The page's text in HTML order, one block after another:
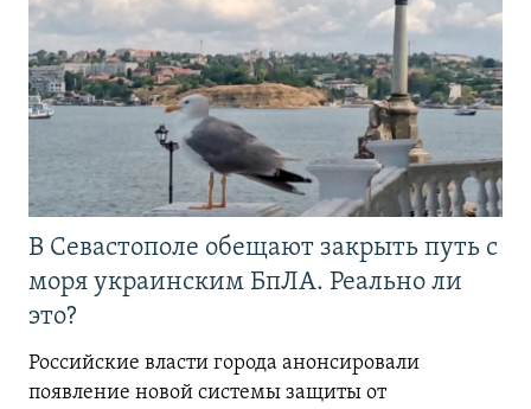
В Севастополе обещают закрыть путь с
моря украинским БпЛА. Реально ли
это?
Российские власти города анонсировали
появление новой системы защиты от